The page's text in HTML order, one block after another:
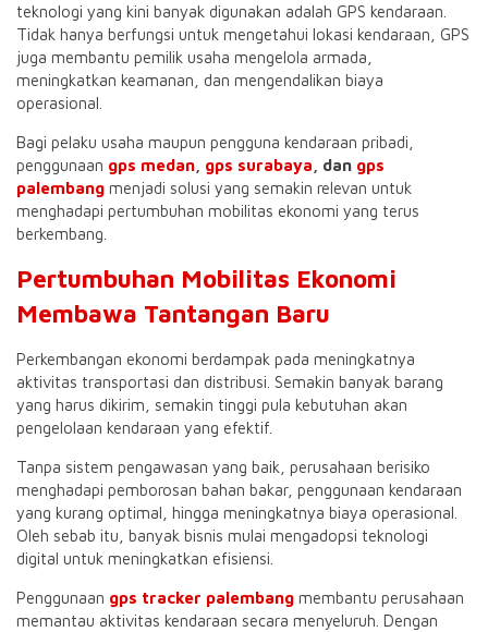
teknologi yang kini banyak digunakan adalah GPS kendaraan.
Tidak hanya berfungsi untuk mengetahui lokasi kendaraan, GPS
juga membantu pemilik usaha mengelola armada,
meningkatkan keamanan, dan mengendalikan biaya
operasional.
Bagi pelaku usaha maupun pengguna kendaraan pribadi,
penggunaan gps medan gps surabaya , dan gps
palembang menjadi solusi yang semakin relevan untuk
menghadapi pertumbuhan mobilitas ekonomi yang terus
berkembang.
Pertumbuhan Mobilitas Ekonomi
Membawa Tantangan Baru
Perkembangan ekonomi berdampak pada meningkatnya
aktivitas transportasi dan distribusi. Semakin banyak barang
yang harus dikirim, semakin tinggi pula kebutuhan akan
pengelolaan kendaraan yang efektif.
Tanpa sistem pengawasan yang baik, perusahaan berisiko
menghadapi pemborosan bahan bakar, penggunaan kendaraan
yang kurang optimal, hingga meningkatnya biaya operasional.
Oleh sebab itu, banyak bisnis mulai mengadopsi teknologi
digital untuk meningkatkan efisiensi.
Penggunaan gps tracker palembang membantu perusahaan
memantau aktivitas kendaraan secara menyeluruh. Dengan